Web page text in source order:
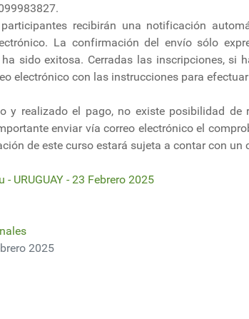
recibirán una notificación
La confirmación del envío sólo
sido exitosa. Cerradas las inscripciones, si
electrónico con las instrucciones para
y realizado el pago, no existe posibilidad de
enviar vía correo electrónico el
de este curso estará sujeta a contar con un
- URUGUAY - 23 Febrero 2025
2025
ha convertido en uno de los cultivos más importantes
Gedeão Pereira: “Ojalá que tengamos un Mercosur